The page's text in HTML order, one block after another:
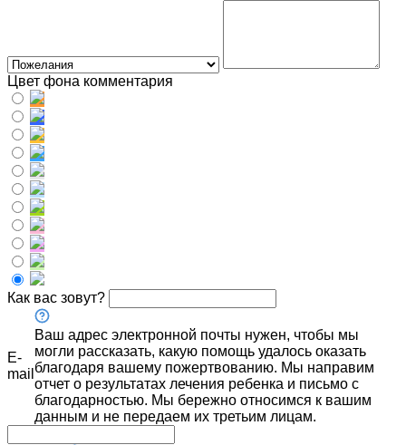
Цвет фона комментария
Как вас зовут?
E-
mail
Ваш адрес электронной почты нужен, чтобы мы
могли рассказать, какую помощь удалось оказать
благодаря вашему пожертвованию. Мы направим
отчет о результатах лечения ребенка и письмо с
благодарностью. Мы бережно относимся к вашим
данным и не передаем их третьим лицам.